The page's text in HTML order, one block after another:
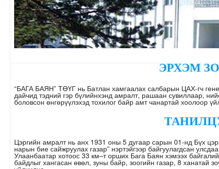
ЭРХЭМ
“БАГА БАЯН” ТӨҮГ нь Батлан хамгаалах салбарын ЦАХ-гч
дайчид тэдний гэр бүлийнхэнд амралт, рашаан сувиллаар,
боловсон өнгөрүүлэхэд тохилог байр амт чанартай хоолоор
Цэргийн амралт нь анх 1931 оны 5 дугаар сарын 01-нд Бүх
нарын бие сайжруулах газар” нэртэйгээр байгуулагдсан
Улаанбаатар хотоос 33 км–т орших Бага Баян хэмээх
байдлыг хангасан өвөл, зуны байр, зоогийн газар, 8 ханатай